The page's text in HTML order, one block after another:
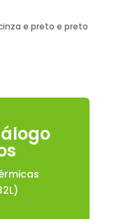
e preto e preto